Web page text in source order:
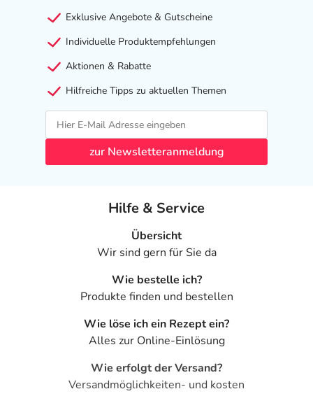
Exklusive Angebote & Gutscheine
Individuelle Produktempfehlungen
Aktionen & Rabatte
Hilfreiche Tipps zu aktuellen Themen
zur Newsletteranmeldung
Hilfe & Service
Übersicht
Wir sind gern für Sie da
Wie bestelle ich?
Produkte finden und bestellen
Wie löse ich ein Rezept ein?
Alles zur Online-Einlösung
Wie erfolgt der Versand?
Versandmöglichkeiten- und kosten